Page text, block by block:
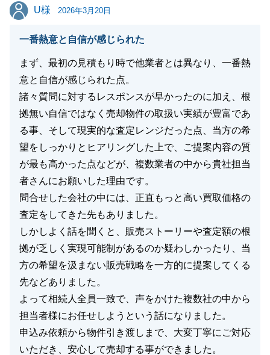
U様
U様 2026年3月20日
一番熱意と自信が感じられた
まず、最初の見積もり時で他業者とは異なり、一番熱
意と自信が感じられた点。
諸々質問に対するレスポンスが早かったのに加え、根
拠無い自信ではなく売却物件の取扱い実績が豊富であ
る事、そして現実的な査定レンジだった点、当方の希
望をしっかりとヒアリングした上で、ご提案内容の質
が最も高かった点などが、複数業者の中から貴社担当
者さんにお願いした理由です。
問合せした会社の中には、正直もっと高い買取価格の
査定をしてきた先もありました。
しかしよく話を聞くと、販売ストーリーや査定額の根
拠が乏しく実現可能制があるのか疑わしかったり、当
方の希望を汲まない販売戦略を一方的に提案してくる
先などありました。
よって相続人全員一致で、声をかけた複数社の中から
担当者様にお任せしようという話になりました。
申込み依頼から物件引き渡しまで、大変丁寧にご対応
いただき、安心して売却する事ができました。